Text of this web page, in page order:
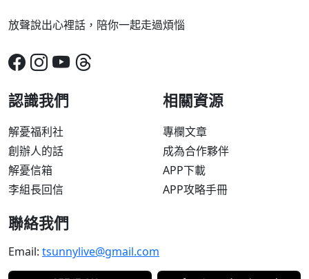
放聲說出心裡話，陪你一起走過煩惱
認識我們
解憂福利社
創辦人的話
解憂信箱
李組長回信
相關資源
專欄文章
成為合作夥伴
APP下載
APP攻略手冊
聯絡我們
Email: tsunnylive@gmail.com